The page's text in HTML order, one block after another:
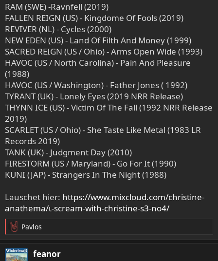
RAM (SWE) -Ravnfell (2019)
FALLEN REIGN (US) - Kingdome Of Fools (2019)
REVIVER (NL) - Cycles (2000)
NEW EDEN (US) - Land Of Filth And Money (1999)
SACRED REIGN (US / Ohio) - Arms Open Wide (1993)
HAVOC (US / North Carolina) - Pain And Pleasure
(1988)
HAVOC (US / Washington) - Father Jones ( 1992)
TYRANT (UK) - Lonely Eyes (2019 NRR Release)
THYNN ICE (US) - Victim Of The Fall (1992 NRR Release
2019)
SCARLET (US / Ohio) - She Taste Like Metal (1983 LR
Records 2019)
TANK (UK) - Judgment Day (2010)
FIRESTORM (US / Maryland) - Go For It (1990)
KUNI (JAP) - Strangers In The Night (1988)
Lauschet hier: https://www.mixcloud.com/christine-
anathema/ι-scream-with-christine-s3-no4/
R
e
a
k
Pavlos
feanor